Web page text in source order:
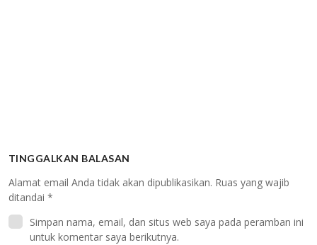
TINGGALKAN BALASAN
Alamat email Anda tidak akan dipublikasikan. Ruas yang wajib
ditandai *
Simpan nama, email, dan situs web saya pada peramban ini
untuk komentar saya berikutnya.